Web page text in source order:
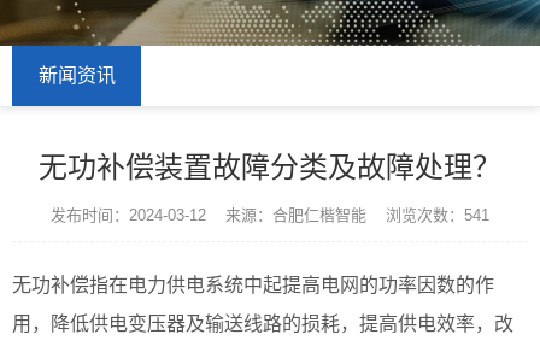
新闻资讯
无功补偿装置故障分类及故障处理？
发布时间：2024-03-12 来源：合肥仁楷智能 浏览次数：541
无功补偿指在电力供电系统中起提高电网的功率因数的作
用，降低供电变压器及输送线路的损耗，提高供电效率，改